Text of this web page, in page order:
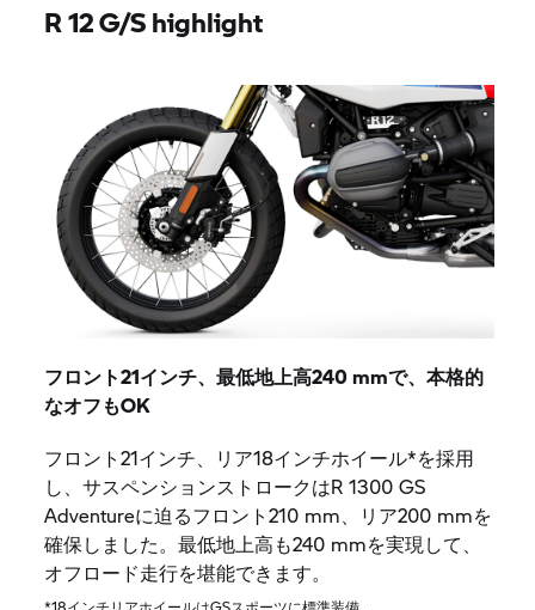
R 12 G/S highlight
フロント21インチ、最低地上高240 mmで、本格的
なオフもOK
フロント21インチ、リア18インチホイール*を採用
し、サスペンションストロークはR 1300 GS
Adventureに迫るフロント210 mm、リア200 mmを
確保しました。最低地上高も240 mmを実現して、
オフロード走行を堪能できます。